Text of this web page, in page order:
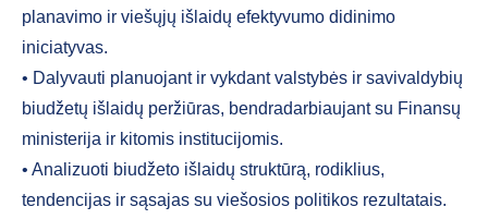
planavimo ir viešųjų išlaidų efektyvumo didinimo
iniciatyvas.
• Dalyvauti planuojant ir vykdant valstybės ir savivaldybių
biudžetų išlaidų peržiūras, bendradarbiaujant su Finansų
ministerija ir kitomis institucijomis.
• Analizuoti biudžeto išlaidų struktūrą, rodiklius,
tendencijas ir sąsajas su viešosios politikos rezultatais.